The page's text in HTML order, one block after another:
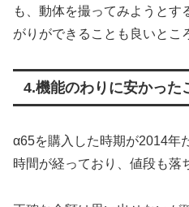
も、動体を撮ってみようと
がりができることも良いとこ
4.機能のわりに安かった
α65を購入した時期が2014年
時間が経っており、値段も落